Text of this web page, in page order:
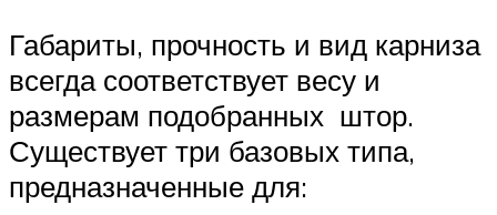
Габариты, прочность и вид карниза
всегда соответствует весу и
размерам подобранных штор.
Существует три базовых типа,
предназначенные для: